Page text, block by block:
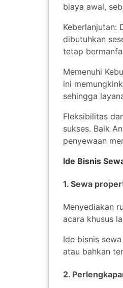
biaya awal,
Keberlanjutan:
dibutuhkan
tetap
Memenuhi
ini
sehingga
Fleksibilitas
sukses. Baik
penyewaan
Ide Bisnis
1. Sewa
Menyediakan
acara khusus
Ide bisnis
atau bahkan
2.